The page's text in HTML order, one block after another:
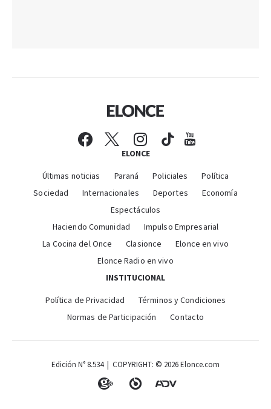
ELONCE
Últimas noticias Paraná Policiales
Política
Sociedad
Internacionales Deportes
Economía
Espectáculos
Haciendo Comunidad
Impulso Empresarial
La Cocina del Once
Clasionce
Elonce en vivo
Elonce Radio en vivo
INSTITUCIONAL
Política de Privacidad
Términos y Condiciones
Normas de Participación
Contacto
Edición N° 8.534 | COPYRIGHT: © 2026 Elonce.com